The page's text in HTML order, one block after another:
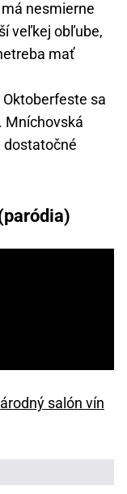
nesmierne
veľkej obľube,
mať
Oktoberfeste sa
Mníchovská
dostatočné
salón vín